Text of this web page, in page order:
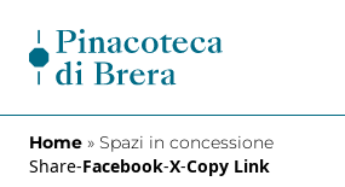
Home » Spazi in concessione
Share-Facebook-X-Copy Link